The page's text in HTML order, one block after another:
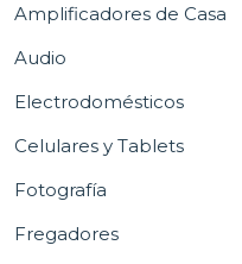
Amplificadores de Casa
Audio
Electrodomésticos
Celulares y Tablets
Fotografía
Fregadores